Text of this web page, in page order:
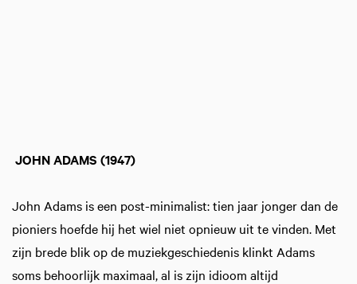
JOHNADAMS (1947)
John Adams is een post-minimalist: tien jaar jonger dan de
pioniers hoefde hij het wiel niet opnieuw uit te vinden. Met
zijn brede blik op de muziekgeschiedenis klinkt Adams
soms behoorlijk maximaal, al is zijn idioom altijd